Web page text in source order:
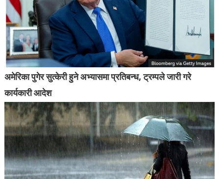
अमेरिका पुगेर सुत्केरी हुने अभ्यासमा प्रतिबन्ध, ट्रम्पले जारी गरे
कार्यकारी आदेश